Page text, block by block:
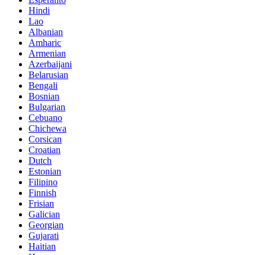
Hindi
Lao
Albanian
Amharic
Armenian
Azerbaijani
Belarusian
Bengali
Bosnian
Bulgarian
Cebuano
Chichewa
Corsican
Croatian
Dutch
Estonian
Filipino
Finnish
Frisian
Galician
Georgian
Gujarati
Haitian